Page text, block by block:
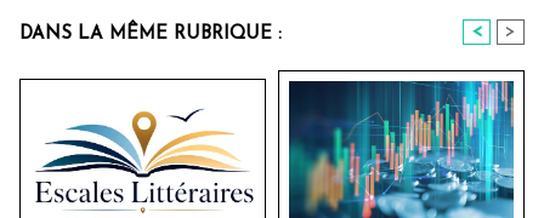
DANS LA MÊME RUBRIQUE : < >